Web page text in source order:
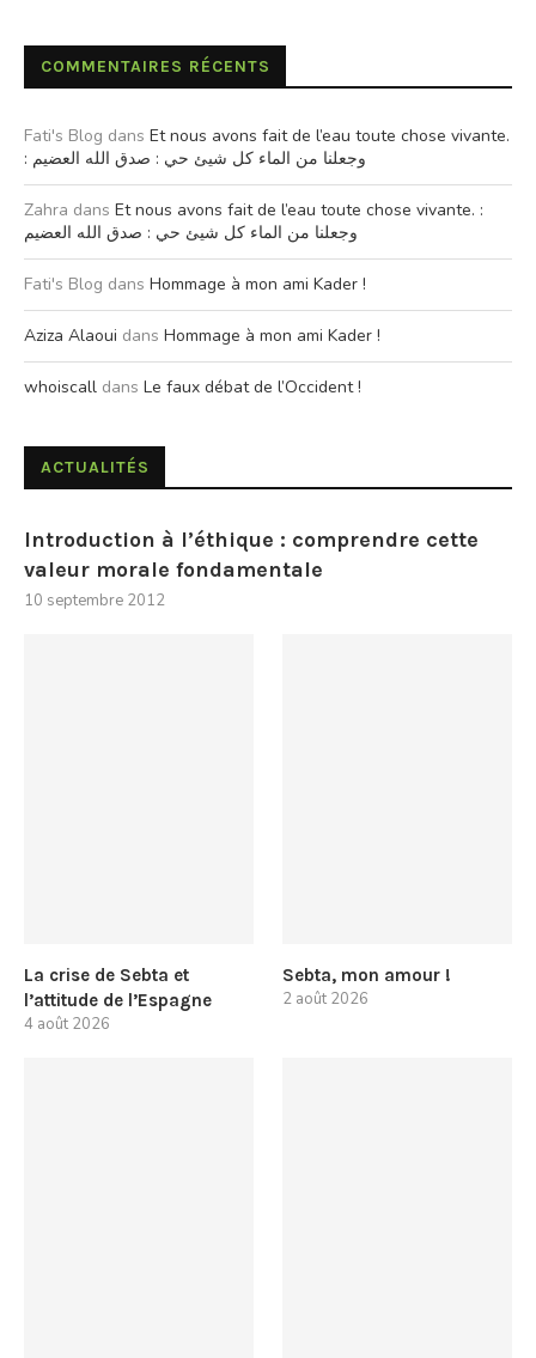
COMMENTAIRES RÉCENTS
Fati's Blog dans Et nous avons fait de l’eau toute chose vivante.
: وجعلنا من الماء كل شيئ حي : صدق الله العضيم
Zahra dans Et nous avons fait de l’eau toute chose vivante. :
وجعلنا من الماء كل شيئ حي : صدق الله العضيم
Fati's Blog dans Hommage à mon ami Kader !
Aziza Alaoui dans Hommage à mon ami Kader !
whoiscall dans Le faux débat de l’Occident !
ACTUALITÉS
Introduction à l’éthique : comprendre cette
valeur morale fondamentale
10 septembre 2012
La crise de Sebta et
l’attitude de l’Espagne
4 août 2026
Sebta, mon amour !
2 août 2026